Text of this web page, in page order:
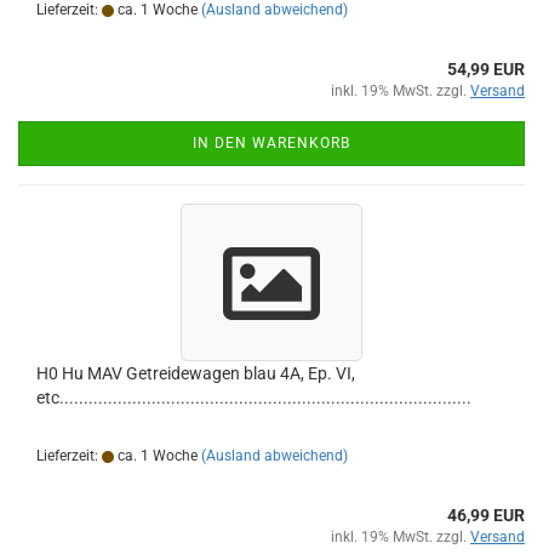
Lieferzeit: ca. 1 Woche (Ausland abweichend)
54,99 EUR
inkl. 19% MwSt. zzgl. Versand
IN DEN WARENKORB
H0 Hu MAV Getreidewagen blau 4A, Ep. VI,
etc.....................................................................................
Lieferzeit: ca. 1 Woche (Ausland abweichend)
46,99 EUR
inkl. 19% MwSt. zzgl. Versand